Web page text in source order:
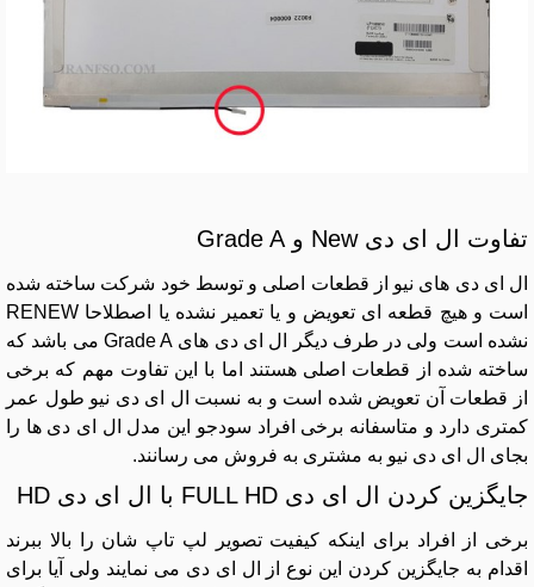
تفاوت ال ای دی New و Grade A
ال ای دی های نیو از قطعات اصلی و توسط خود شرکت ساخته شده
است و هیچ قطعه ای تعویض و یا تعمیر نشده یا اصطلاحا RENEW
نشده است ولی در طرف دیگر ال ای دی های Grade A می باشد که
ساخته شده از قطعات اصلی هستند اما با این تفاوت مهم که برخی
از قطعات آن تعویض شده است و به نسبت ال ای دی نیو طول عمر
کمتری دارد و متاسفانه برخی افراد سودجو این مدل ال ای دی ها را
بجای ال ای دی نیو به مشتری به فروش می رسانند.
جایگزین کردن ال ای دی FULL HD با ال ای دی HD
برخی از افراد برای اینکه کیفیت تصویر لپ تاپ شان را بالا ببرند
اقدام به جایگزین کردن این نوع از ال ای دی می نمایند ولی آیا برای